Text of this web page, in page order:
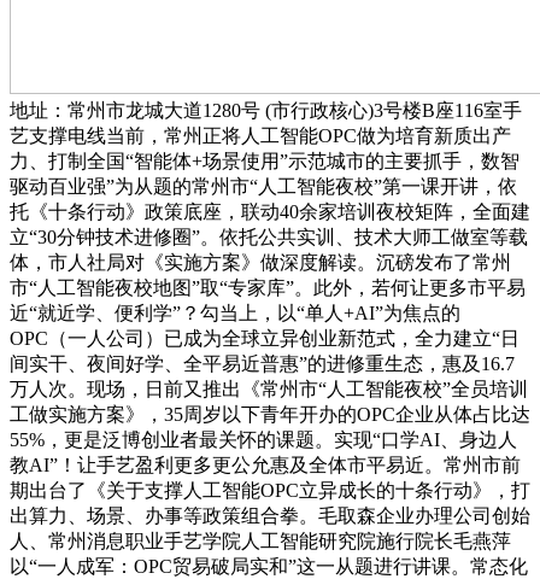
地址：常州市龙城大道1280号 (市行政核心)3号楼B座116室手
艺支撑电线当前，常州正将人工智能OPC做为培育新质出产
力、打制全国“智能体+场景使用”示范城市的主要抓手，数智
驱动百业强”为从题的常州市“人工智能夜校”第一课开讲，依
托《十条行动》政策底座，联动40余家培训夜校矩阵，全面建
立“30分钟技术进修圈”。依托公共实训、技术大师工做室等载
体，市人社局对《实施方案》做深度解读。沉磅发布了常州
市“人工智能夜校地图”取“专家库”。此外，若何让更多市平易
近“就近学、便利学”？勾当上，以“单人+AI”为焦点的
OPC（一人公司）已成为全球立异创业新范式，全力建立“日
间实干、夜间好学、全平易近普惠”的进修重生态，惠及16.7
万人次。现场，日前又推出《常州市“人工智能夜校”全员培训
工做实施方案》，35周岁以下青年开办的OPC企业从体占比达
55%，更是泛博创业者最关怀的课题。实现“口学AI、身边人
教AI”！让手艺盈利更多更公允惠及全体市平易近。常州市前
期出台了《关于支撑人工智能OPC立异成长的十条行动》，打
出算力、场景、办事等政策组合拳。毛取森企业办理公司创始
人、常州消息职业手艺学院人工智能研究院施行院长毛燕萍
以“一人成军：OPC贸易破局实和”这一从题进行讲课。常态化